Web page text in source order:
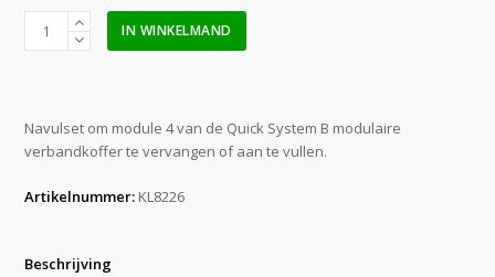
t.b.v.
verbandkoffer
aantal
IN WINKELMAND
Navulset om module 4 van de Quick System B modulaire
verbandkoffer te vervangen of aan te vullen.
Artikelnummer: KL8226
Beschrijving